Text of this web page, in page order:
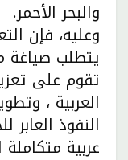
والبحر الأحمر.
وعليه، فإن
يتطلب صياغة
تقوم على
العربية ،
النفوذ
عربية متكاملة